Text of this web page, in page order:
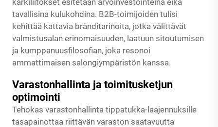
kärkiliitokset esitetään arvoinvestointeina eikä
tavallisina kulukohdina. B2B-toimijoiden tulisi
kehittää kattavia bränditarinoita, jotka välittävät
valmistusalan erinomaisuuden, laatuun sitoutumisen
ja kumppanuusfilosofian, joka resonoi
ammattimaisen salongiympäristön kanssa.
Varastonhallinta ja toimitusketjun
optimointi
Tehokas varastonhallinta tippatukka-laajennuksille
tasapainottaa riittävän varaston saatavuutta